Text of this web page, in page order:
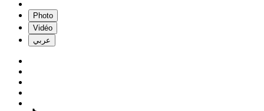
Photo
Vidéo
عربي